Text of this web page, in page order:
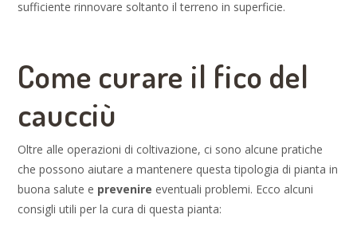
sufficiente rinnovare soltanto il terreno in superficie.
Come curare il fico del
caucciù
Oltre alle operazioni di coltivazione, ci sono alcune pratiche
che possono aiutare a mantenere questa tipologia di pianta in
buona salute e prevenire eventuali problemi. Ecco alcuni
consigli utili per la cura di questa pianta: